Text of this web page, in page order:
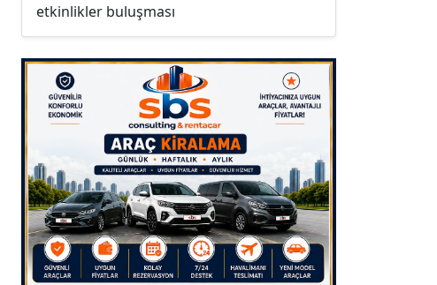
etkinlikler buluşması